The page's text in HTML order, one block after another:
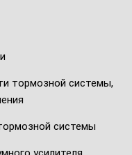
тормозной системы,
системы